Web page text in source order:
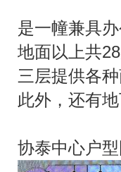
是一幢兼具
地面以上共
三层提供各
此外，还有
协泰中心户型